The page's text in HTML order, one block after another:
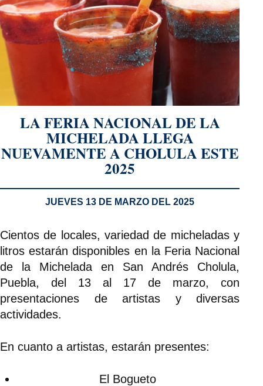
LA FERIA NACIONAL DE LA
MICHELADA LLEGA
NUEVAMENTE A CHOLULA ESTE
2025
JUEVES 13 DE MARZO DEL 2025
Cientos de locales, variedad de micheladas y
litros estarán disponibles en la Feria Nacional
de la Michelada en San Andrés Cholula,
Puebla, del 13 al 17 de marzo, con
presentaciones de artistas y diversas
actividades.
En cuanto a artistas, estarán presentes:
El Bogueto